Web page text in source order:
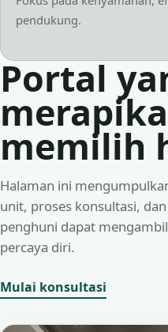
pendukung.
Portal
memilih
Halaman ini
unit, proses konsultasi,
penghuni dapat
percaya diri.
Mulai konsultasi